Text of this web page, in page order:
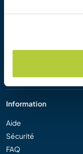
Information
Aide
Sécurité
FAQ